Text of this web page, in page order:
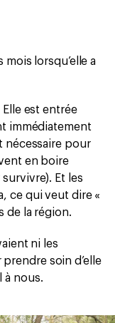
mois lorsqu’elle a
est entrée
immédiatement
nécessaire pour
en boire
Et les
ce qui veut dire «
de la région.
ni les
soin d’elle
à nous.